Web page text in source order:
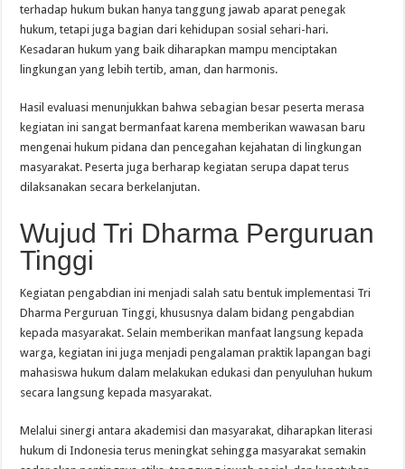
terhadap hukum bukan hanya tanggung jawab aparat penegak
hukum, tetapi juga bagian dari kehidupan sosial sehari-hari.
Kesadaran hukum yang baik diharapkan mampu menciptakan
lingkungan yang lebih tertib, aman, dan harmonis.
Hasil evaluasi menunjukkan bahwa sebagian besar peserta merasa
kegiatan ini sangat bermanfaat karena memberikan wawasan baru
mengenai hukum pidana dan pencegahan kejahatan di lingkungan
masyarakat. Peserta juga berharap kegiatan serupa dapat terus
dilaksanakan secara berkelanjutan.
Wujud Tri Dharma Perguruan
Tinggi
Kegiatan pengabdian ini menjadi salah satu bentuk implementasi Tri
Dharma Perguruan Tinggi, khususnya dalam bidang pengabdian
kepada masyarakat. Selain memberikan manfaat langsung kepada
warga, kegiatan ini juga menjadi pengalaman praktik lapangan bagi
mahasiswa hukum dalam melakukan edukasi dan penyuluhan hukum
secara langsung kepada masyarakat.
Melalui sinergi antara akademisi dan masyarakat, diharapkan literasi
hukum di Indonesia terus meningkat sehingga masyarakat semakin